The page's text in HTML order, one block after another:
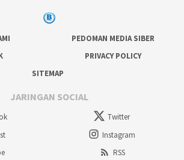
PEDOMAN MEDIA SIBER
PRIVACY POLICY
SITEMAP
JARINGAN SOCIAL
Twitter
Instagram
RSS